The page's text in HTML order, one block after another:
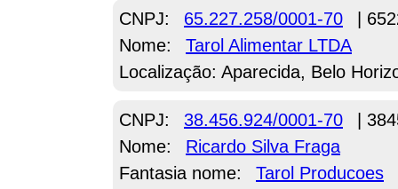
CNPJ: 65.227.258/0001-70
|
Nome:
Tarol Alimentar LTDA
Localização: Aparecida, Belo
CNPJ: 38.456.924/0001-70
|
Nome:
Ricardo Silva Fraga
Fantasia nome:
Tarol Producoes